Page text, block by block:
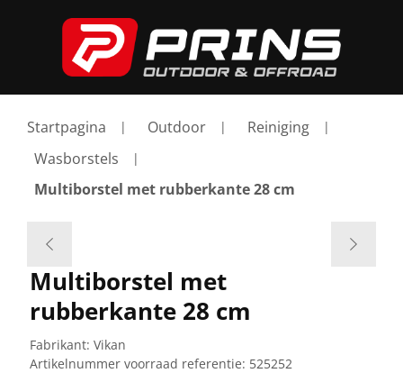
Startpagina Outdoor
Reiniging
Wasborstels
Multiborstel met rubberkante 28 cm
Multiborstel met
rubberkante 28 cm
Fabrikant: Vikan
Artikelnummer voorraad referentie: 525252